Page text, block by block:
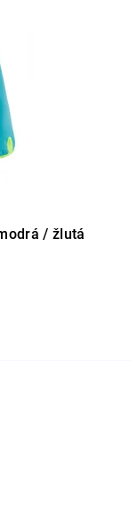
/ žlutá